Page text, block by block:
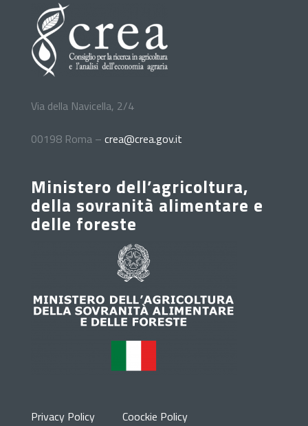
Via della Navicella, 2/4
00198 Roma – crea@crea.gov.it
Ministero dell’agricoltura,
della sovranità alimentare e
delle foreste
Privacy Policy Coockie Policy